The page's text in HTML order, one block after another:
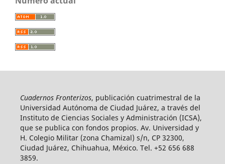
Cuadernos Fronterizos, publicación cuatrimestral de la
Universidad Autónoma de Ciudad Juárez, a través del
Instituto de Ciencias Sociales y Administración (ICSA),
que se publica con fondos propios. Av. Universidad y
H. Colegio Militar (zona Chamizal) s/n, CP 32300,
Ciudad Juárez, Chihuahua, México. Tel. +52 656 688
3859.